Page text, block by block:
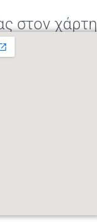
στον χάρτη